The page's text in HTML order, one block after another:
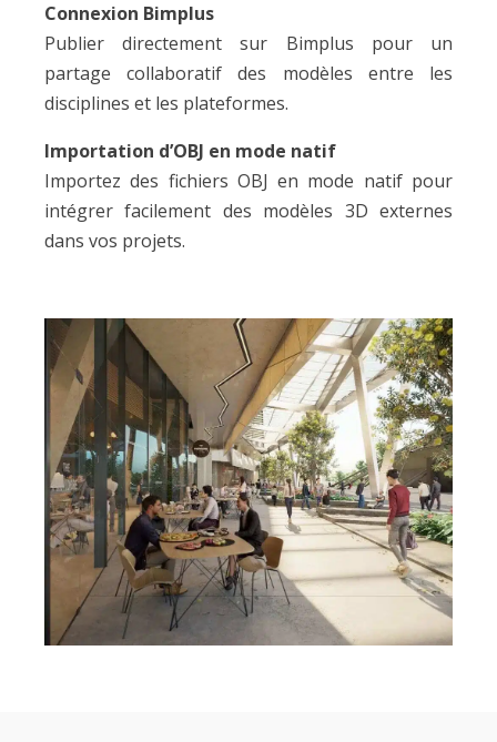
Connexion Bimplus
Publier directement sur Bimplus pour un
partage collaboratif des modèles entre les
disciplines et les plateformes.
Importation d’OBJ en mode natif
Importez des fichiers OBJ en mode natif pour
intégrer facilement des modèles 3D externes
dans vos projets.